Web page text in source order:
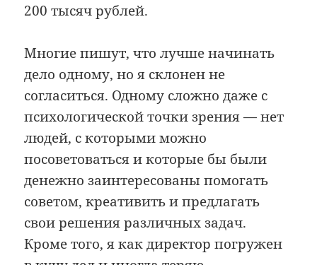
200 тысяч рублей.
Многие пишут, что лучше начинать
дело одному, но я склонен не
согласиться. Одному сложно даже с
психологической точки зрения — нет
людей, с которыми можно
посоветоваться и которые бы были
денежно заинтересованы помогать
советом, креативить и предлагать
свои решения различных задач.
Кроме того, я как директор погружен